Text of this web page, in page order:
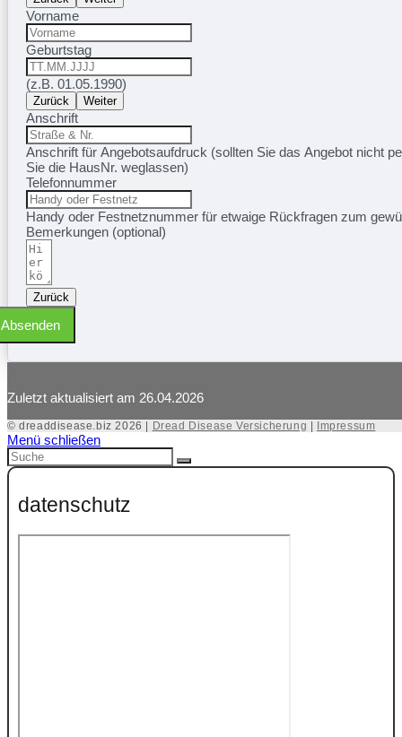
Vorname
Geburtstag
(z.B. 01.05.1990)
Zurück Weiter
Anschrift
Anschrift für Angebotsaufdruck (sollten Sie das Angebot nicht
Sie die HausNr. weglassen)
Telefonnummer
Handy oder Festnetznummer für etwaige Rückfragen zum
Bemerkungen (optional)
Zurück
Absenden
Zuletzt aktualisiert am 26.04.2026
© dreaddisease.biz 2026 | Dread Disease Versicherung Impressum
Menü schließen
datenschutz